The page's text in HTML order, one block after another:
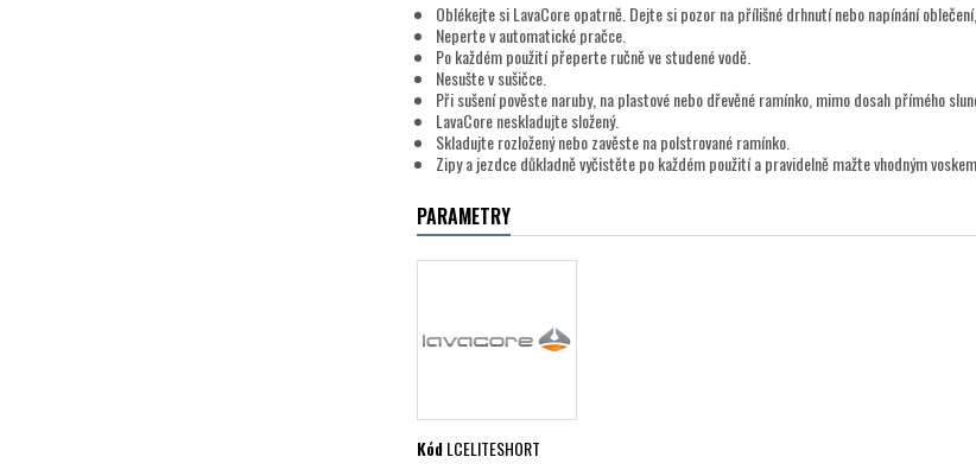
Oblékejte si LavaCore opatrně. Dejte si pozor na přílišné drhnutí nebo napínání
Neperte v automatické pračce.
Po každém použití přeperte ručně ve studené vodě.
Nesušte v sušičce.
Při sušení pověste naruby, na plastové nebo dřevěné ramínko, mimo dosah přímého
LavaCore neskladujte složený.
Skladujte rozložený nebo zavěste na polstrované ramínko.
Zipy a jezdce důkladně vyčistěte po každém použití a pravidelně mažte vhodným
PARAMETRY
KódLCELITESHORT